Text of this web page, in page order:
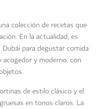
colección de recetas que
En la actualidad, es
para degustar comida
y moderno, con
de estilo clásico y el
en tonos claros. La